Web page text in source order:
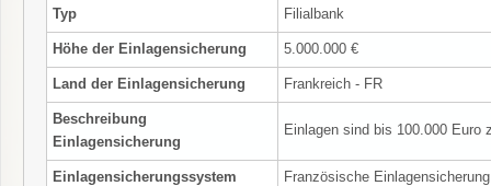
Typ
Filialbank
Höhe der Einlagensicherung 5.000.000 €
Land der Einlagensicherung Frankreich - FR
Beschreibung
Einlagensicherung
Einlagen sind bis 100.000 Euro
Einlagensicherungssystem Französische Einlagensicherung